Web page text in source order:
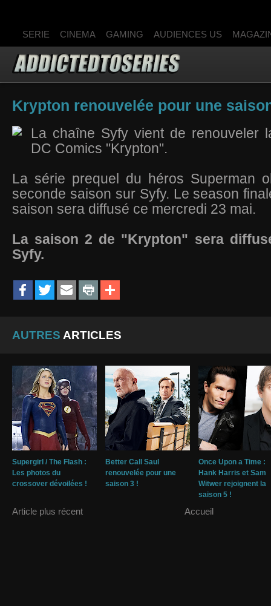
SERIE CINEMA GAMING AUDIENCES US
Krypton renouvelée pour une
La chaîne Syfy vient de renouveler
DC Comics "Krypton".
La série prequel du héros Superman
seconde saison sur Syfy. Le season
saison sera diffusé ce mercredi 23 mai.
La saison 2 de "Krypton" sera
Syfy.
AUTRES ARTICLES
Supergirl / The Flash :
Les photos du
crossover dévoilées !
Better Call Saul
renouvelée pour une
saison 3 !
Once Upon a Time :
Hank Harris et Sam
Witwer rejoignent la
saison 5 !
Article plus récent Accueil